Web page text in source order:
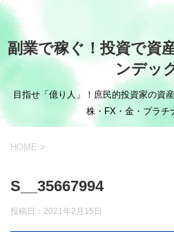
副業で稼ぐ！投資で資
ンデッ
目指せ「億り人」！庶民的投資家の資
株・FX・金・プラチ
HOME >
S__35667994
投稿日： 2021年2月15日